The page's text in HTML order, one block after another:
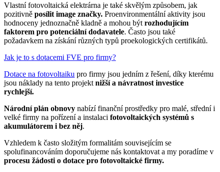
Vlastní fotovoltaická elektrárna je také skvělým způsobem, jak
pozitivně posílit image značky. Proenvironmentální aktivity jsou
hodnoceny jednoznačně kladně a mohou být rozhodujícím
faktorem pro potenciální dodavatele. Často jsou také
požadavkem na získání různých typů proekologických certifikátů.
Jak je to s dotacemi FVE pro firmy?
Dotace na fotovoltaiku pro firmy jsou jedním z řešení, díky kterému
jsou náklady na tento projekt nižší a návratnost investice
rychlejší.
Národní plán obnovy nabízí finanční prostředky pro malé, střední i
velké firmy na pořízení a instalaci fotovoltaických systémů s
akumulátorem i bez něj.
Vzhledem k často složitým formalitám souvisejícím se
spolufinancováním doporučujeme nás kontaktovat a my poradíme v
procesu žádosti o dotace pro fotovoltaické firmy.